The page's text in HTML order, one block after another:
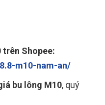
trên Shopee:
m10-nam-an/
bu lông M10, quý